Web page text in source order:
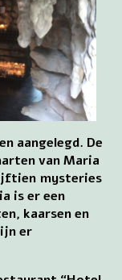
aangelegd. De
van Maria
mysteries
is er een
kaarsen en
er